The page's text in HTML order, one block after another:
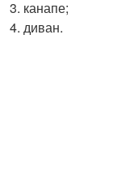
канапе;
диван.